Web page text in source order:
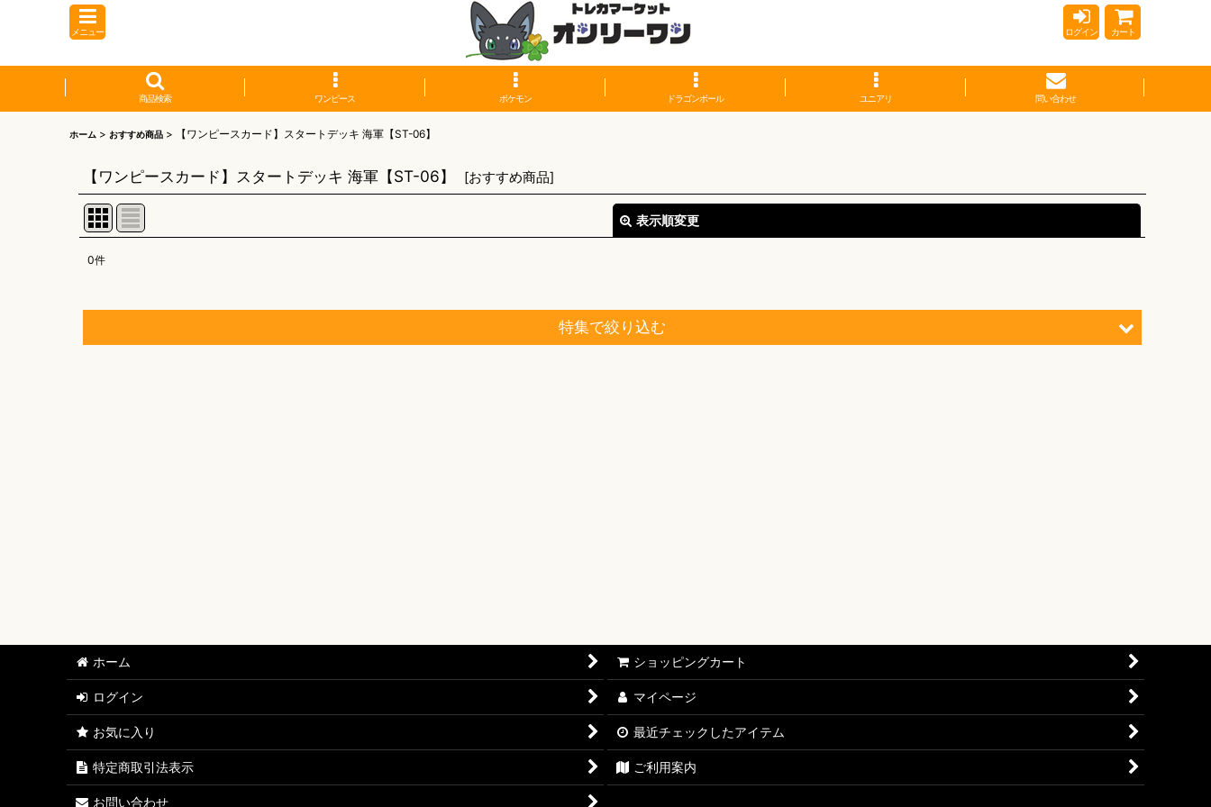
メニュー ログイン カート
商品検索 ワンピース ポケモン ドラゴンボール ユニアリ 問い合わせ
ホーム > おすすめ商品 > 【ワンピースカード】スタートデッキ 海軍【ST-06】
【ワンピースカード】スタートデッキ 海軍【ST-06】 [おすすめ商品]
表示順変更
0件
特集で絞り込む
【ワンピースカード】エクストラブースター ONE PIECE Heroines Edition【EB-03】
【ワンピースカード】ブースターパック 受け継がれる意志【OP-13】
【ワンピースカード】プレミアムブースター ONE PIECE CARD THE BEST vol.2【PRB-02】
【ワンピースカード】ブースターパック 師弟の絆【OP-12】
【ワンピースカード】ブースターパック 神速の拳【OP-11】
ホーム ショッピングカート
ログイン マイページ
お気に入り 最近チェックしたアイテム
特定商取引法表示 ご利用案内
お問い合わせ